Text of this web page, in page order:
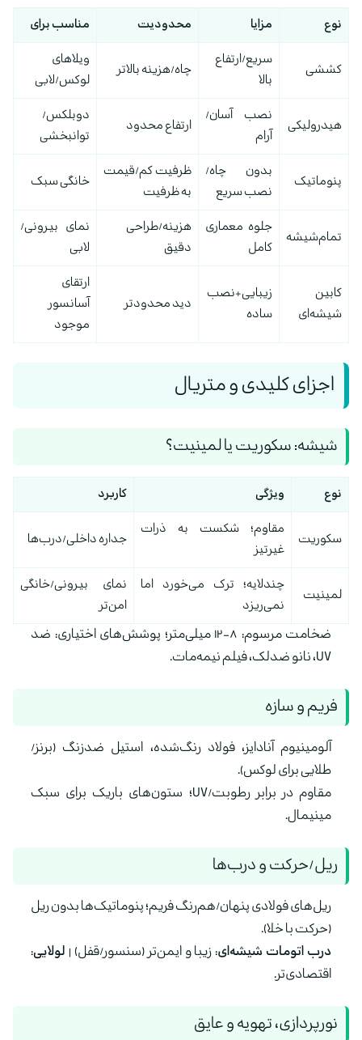
نوع مزایا محدودیت مناسب برای
کششی
سریع/ارتفاع
بالا
چاه/هزینه بالاتر
ویلاهای
لوکس/لابی
هیدرولیکی
نصب آسان/
آرام
ارتفاع محدود
دوبلکس/
توانبخشی
پنوماتیک
بدون چاه/
نصب سریع
ظرفیت کم/قیمت
به ظرفیت
خانگی سبک
تمام‌شیشه
جلوه معماری
کامل
هزینه/طراحی
دقیق
نمای بیرونی/
لابی
کابین
شیشه‌ای
زیبایی+نصب
ساده
دید محدودتر
ارتقای
آسانسور
موجود
اجزای کلیدی و متریال
شیشه: سکوریت یا لمینیت؟
نوع ویژگی کاربرد
سکوریت
مقاوم؛ شکست به ذرات
غیرتیز
جداره داخلی/درب‌ها
لمینیت
چندلایه؛ ترک می‌خورد اما
نمی‌ریزد
نمای بیرونی/خانگی
امن‌تر
ضخامت مرسوم: ۸–۱۲ میلی‌متر؛ پوشش‌های اختیاری: ضد
UV، نانو ضدلک، فیلم نیمه‌مات.
فریم و سازه
آلومینیوم آنادایز، فولاد رنگ‌شده، استیل ضدزنگ (برنز/
طلایی برای لوکس).
مقاوم در برابر رطوبت/UV؛ ستون‌های باریک برای سبک
مینیمال.
ریل/حرکت و درب‌ها
ریل‌های فولادی پنهان/هم‌رنگ فریم؛ پنوماتیک‌ها بدون ریل
(حرکت با خلا).
درب اتومات شیشه‌ای:زیبا و ایمن‌تر (سنسور/قفل) | لولایی:
اقتصادی‌تر.
نورپردازی، تهویه و عایق